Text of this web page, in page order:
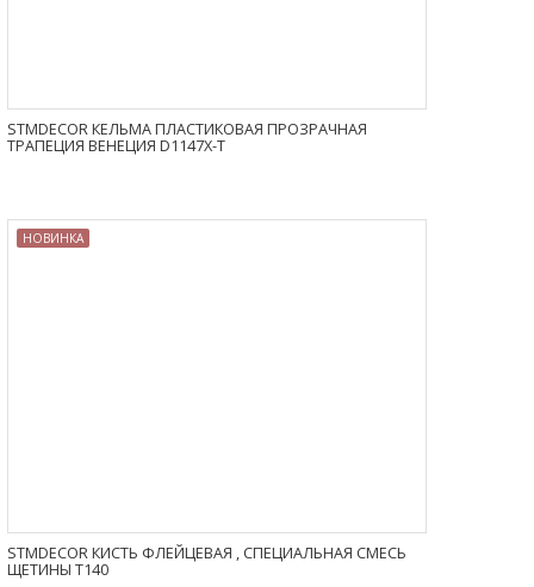
STMDECOR КЕЛЬМА ПЛАСТИКОВАЯ ПРОЗРАЧНАЯ
ТРАПЕЦИЯ ВЕНЕЦИЯ D1147X-T
НОВИНКА
STMDECOR КИСТЬ ФЛЕЙЦЕВАЯ , СПЕЦИАЛЬНАЯ СМЕСЬ
ЩЕТИНЫ T140